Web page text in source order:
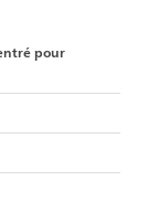
pour